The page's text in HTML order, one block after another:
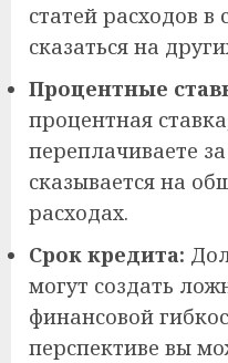
статей расходов в
сказаться на
Процентные
процентная
переплачиваете
сказывается на
расходах.
Срок кредита:
могут создать
финансовой
перспективе вы